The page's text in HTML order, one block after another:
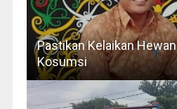
Pastikan Kelaikan
Kosumsi